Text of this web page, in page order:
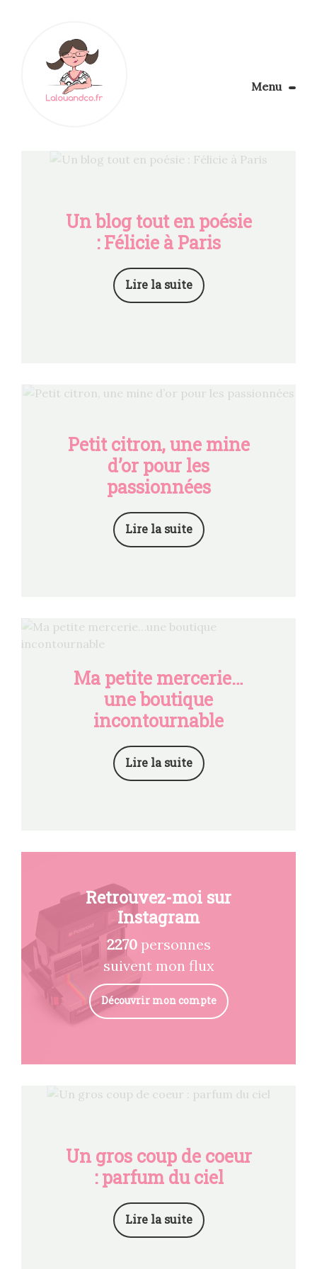
Menu
Apprendre la couture
Aménager son coin couture
Un blog tout en poésie
: Félicie à Paris
Lire la suite
Petit citron, une mine
d’or pour les
passionnées
Lire la suite
Ma petite mercerie…
une boutique
incontournable
Lire la suite
Retrouvez-moi sur
Instagram
2270personnes
suivent mon flux
Découvrir mon compte
Un gros coup de coeur
: parfum du ciel
Lire la suite